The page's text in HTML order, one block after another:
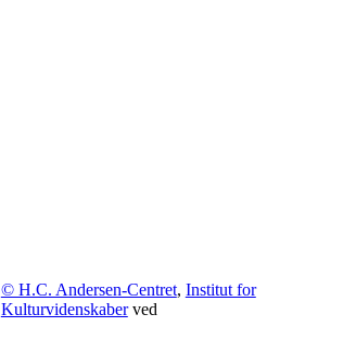
© H.C. Andersen-Centret, Institut for
Kulturvidenskaberved